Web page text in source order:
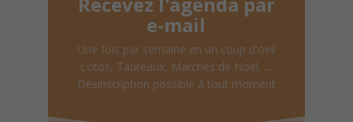
e-mail
Une fois par semaine en un coup d'oeil
Lotos, Taureaux, Marchés de Noël, ...
Désinscription possible à tout moment